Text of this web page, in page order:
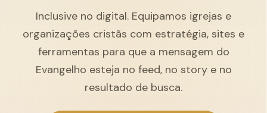
Inclusive no digital. Equipamos igrejas e
organizações cristãs com estratégia, sites e
ferramentas para que a mensagem do
Evangelho esteja no feed, no story e no
resultado de busca.